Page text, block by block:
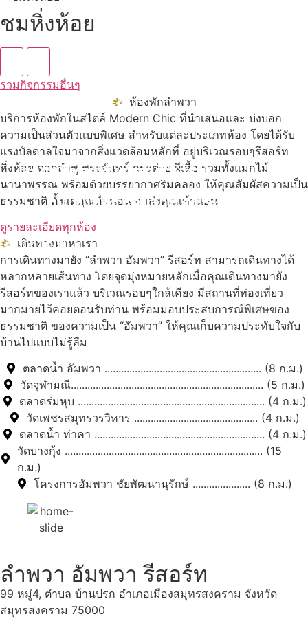
นับหิ่งห้อย ร้อยลำพู ดูพระจันทร์
ชมหิ่งห้อย
รวมกิจกรรมอื่นๆ
ห้องพักลำพวา
บริการห้องพักในสไตล์ Modern Chic ที่นำเสนอและ บ่งบอก
ความเป็นส่วนตัวแบบพิเศษ สำหรับแต่ละประเภทห้อง โดยได้รับ
แรงบัลดาลใจมาจากสิ่งแวดล้อมหลักที่ อยู่บริเวณรอบๆรีสอร์ท
หิ่งห้อย ดอกลำพู พระจันทร์ กระต่าย ผีเสื้อ รวมทั้งแมกไม้
นานาพรรณ พร้อมด้วยบรรยากาศริมคลอง ให้คุณสัมผัสความเป็น
ธรรมชาติ ตั้งแต่คุณตื่นนอน จนส่งคุณเข้านอน
ดูรายละเอียดทุกห้อง
เดินทางมาหาเรา
การเดินทางมายัง “ลำพวา อัมพวา” รีสอร์ท สามารถเดินทางได้
หลากหลายเส้นทาง โดยจุดมุ่งหมายหลักเมื่อคุณเดินทางมายัง
รีสอร์ทของเราแล้ว บริเวณรอบๆใกล้เคียง มีสถานที่ท่องเที่ยว
มากมายไว้คอยตอนรับท่าน พร้อมมอบประสบการณ์พิเศษของ
ธรรมชาติ ของความเป็น “อัมพวา” ให้คุณเก็บความประทับใจกับ
บ้านไปแบบไม่รู้ลืม
ตลาดน้ำ อัมพวา ......................................................... (8 ก.ม.)
วัดจุฬามณี...................................................................... (5 ก.ม.)
ตลาดร่มหุบ .................................................................... (4 ก.ม.)
วัดเพชรสมุทรวรวิหาร ............................................. (4 ก.ม.)
ตลาดน้ำ ท่าคา .............................................................. (4 ก.ม.)
วัดบางกุ้ง ........................................................................ (15
ก.ม.)
โครงการอัมพวา ชัยพัฒนานุรักษ์ ..................... (8 ก.ม.)
สถานที่ท่องเที่ยวรอบรีสอร์ท
"ตลาดน้ำอัมพวา"
ดูทั้งหมด
ลำพวา อัมพวา รีสอร์ท
99 หมู่4, ตำบล บ้านปรก อำเภอเมืองสมุทรสงคราม จังหวัด
สมุทรสงคราม 75000